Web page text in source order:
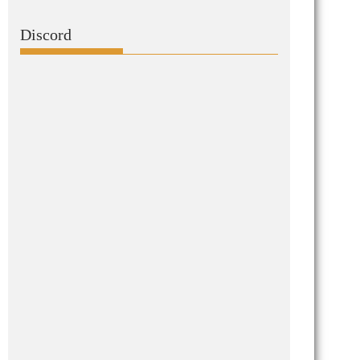
Discord